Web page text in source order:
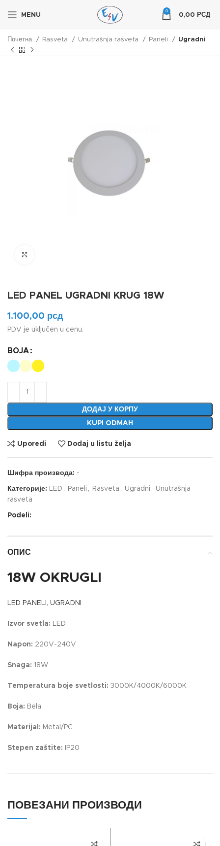
MENU
0
0,00 РСД
Почетна Rasveta Unutrašnja rasveta Paneli Ugradni
LED PANEL UGRADNI KRUG 18W
1.100,00 рсд
PDV je uključen u cenu.
BOJA
ДОДАЈ У КОРПУ
KUPI ODMAH
Uporedi Dodaj u listu želja
Шифра производа: -
Категорије: LED , Paneli , Rasveta , Ugradni , Unutrašnja
rasveta
Podeli:
ОПИС
18W OKRUGLI
LED PANELI , UGRADNI
Izvor svetla: LED
Napon: 220V-240V
Snaga: 18W
Temperatura boje svetlosti: 3000K/4000K/6000K
Boja: Bela
Materijal: Metal/PC
Stepen zaštite: IP20
ПОВЕЗАНИ ПРОИЗВОДИ